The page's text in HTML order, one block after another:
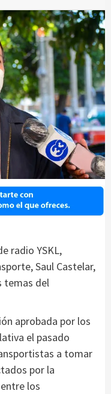
radio YSKL,
Saul Castelar,
temas del
aprobada por los
el pasado
a tomar
por la
los